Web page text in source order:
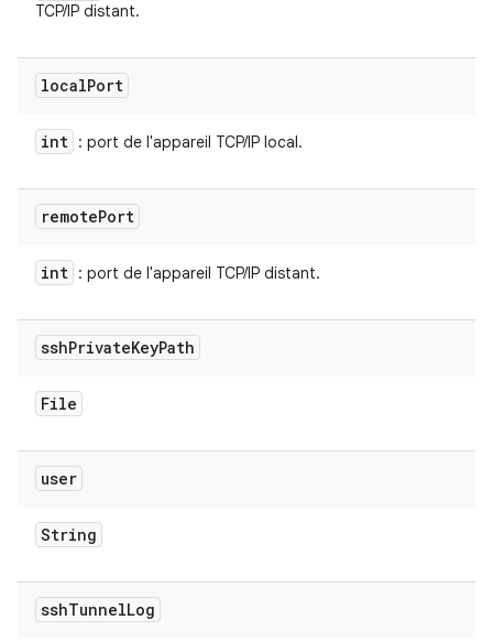
TCP/IP distant.
localPort
int : port de l'appareil TCP/IP local.
remotePort
int : port de l'appareil TCP/IP distant.
sshPrivateKeyPath
File
user
String
sshTunnelLog